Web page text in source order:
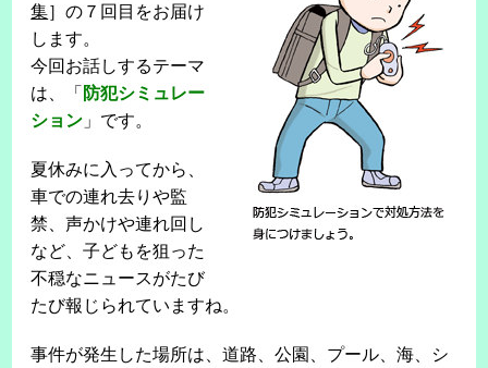
集］の７回目をお届け
します。
今回お話しするテーマ
は、「 防犯シミュレー
ション 」です。
夏休みに入ってから、
車での連れ去りや監
禁、声かけや連れ回し
など、子どもを狙った
不穏なニュースがたび
たび報じられていますね。
事件が発生した場所は、道路、公園、プール、海、シ